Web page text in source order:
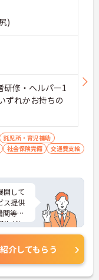
いけ
エリア
らご
躍でき
後も
の安心
)
修・ヘルパー1
ずれかお持ちの
託児所・育児補助
社会保険完備
交通費支給
開して
ス提供
関等、
告がし
る方は
お問
紹介してもらう